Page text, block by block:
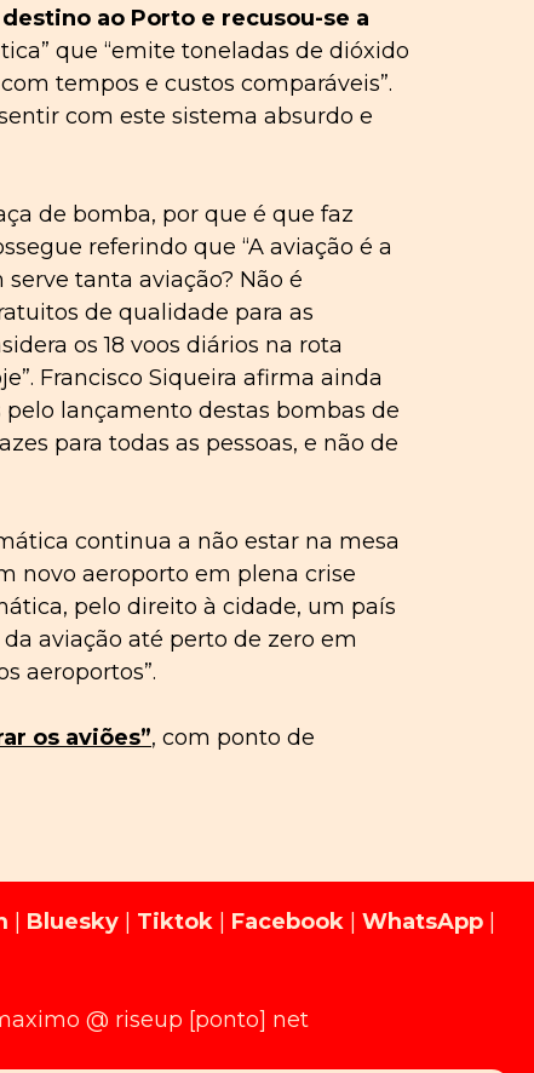
ao Porto e recusou-se a
que “emite toneladas de dióxido
tempos e custos comparáveis”.
com este sistema absurdo e
de bomba, por que é que faz
referindo que “A aviação é a
tanta aviação? Não é
de qualidade para as
os 18 voos diários na rota
Francisco Siqueira afirma ainda
pelo lançamento destas bombas de
para todas as pessoas, e não de
continua a não estar na mesa
novo aeroporto em plena crise
pelo direito à cidade, um país
aviação até perto de zero em
aeroportos”.
os aviões”, com ponto de
Bluesky| Tiktok| Facebook| WhatsApp|
@ riseup [ponto] net